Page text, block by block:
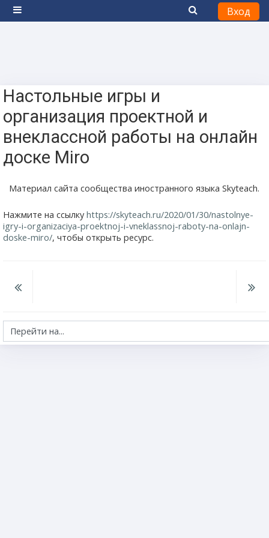
Боковая панель
Вход
Настольные игры и
организация проектной и
внеклассной работы на онлайн
доске Miro
Материал сайта сообщества иностранного языка Skyteach.
Нажмите на ссылку https://skyteach.ru/2020/01/30/nastolnye-
igry-i-organizaciya-proektnoj-i-vneklassnoj-raboty-na-onlajn-
doske-miro/, чтобы открыть ресурс.
Перейти на...